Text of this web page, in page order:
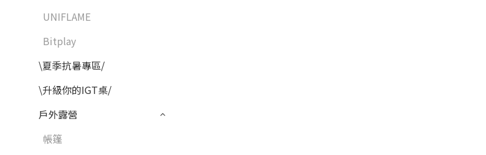
UNIFLAME
Bitplay
\夏季抗暑專區/
\升級你的IGT桌/
戶外露營
帳篷